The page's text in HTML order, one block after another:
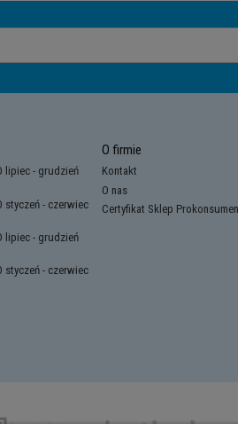
lipiec - grudzień
styczeń - czerwiec
lipiec - grudzień
styczeń - czerwiec
O firmie
Kontakt
O nas
Certyfikat Sklep